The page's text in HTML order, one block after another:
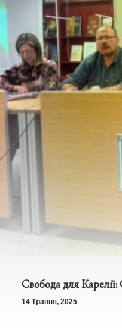
Свобода для Карелії:
14 Травня, 2025